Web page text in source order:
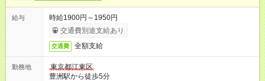
給与
時給1900円～1950円
交通費別途支給あり
交通費 全額支給
勤務地
東京都江東区
豊洲駅から徒歩5分